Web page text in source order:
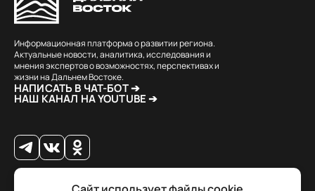
Информационная платформа о развитии региона.
Актуальные новости, аналитика, исследования и
мнения экспертов о возможностях, перспективах и
жизни на Дальнем Востоке.
НАПИСАТЬ В ЧАТ-БОТ ➔
НАШ КАНАЛ НА YOUTUBE ➔